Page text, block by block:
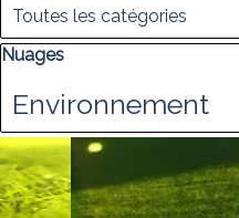
Toutes les catégories
Sauter le bloc Nuages
Nuages
Environnement
Engagements
Plateforme